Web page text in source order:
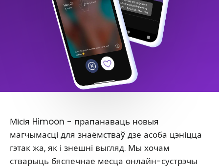
Місія Himoon - прапанаваць новыя
магчымасці для знаёмстваў дзе асоба цэніцца
гэтак жа, як і знешні выгляд. Мы хочам
стварыць бяспечнае месца онлайн-сустрэчы